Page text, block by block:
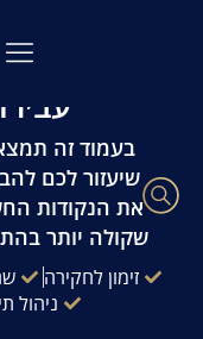
בעמוד זה
שיעזור לכם
את הנקודות
שקולה יותר
זימון לחקירה
ניהול